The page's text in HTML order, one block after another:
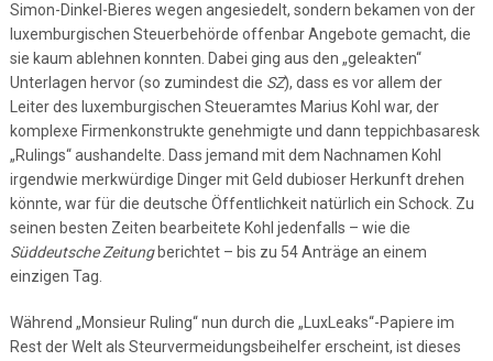
Simon-Dinkel-Bieres wegen angesiedelt, sondern bekamen von der
luxemburgischen Steuerbehörde offenbar Angebote gemacht, die
sie kaum ablehnen konnten. Dabei ging aus den „geleakten“
Unterlagen hervor (so zumindest die SZ), dass es vor allem der
Leiter des luxemburgischen Steueramtes Marius Kohl war, der
komplexe Firmenkonstrukte genehmigte und dann teppichbasaresk
„Rulings“ aushandelte. Dass jemand mit dem Nachnamen Kohl
irgendwie merkwürdige Dinger mit Geld dubioser Herkunft drehen
könnte, war für die deutsche Öffentlichkeit natürlich ein Schock. Zu
seinen besten Zeiten bearbeitete Kohl jedenfalls – wie die
Süddeutsche Zeitungberichtet – bis zu 54 Anträge an einem
einzigen Tag.
Während „Monsieur Ruling“ nun durch die „LuxLeaks“-Papiere im
Rest der Welt als Steurvermeidungsbeihelfer erscheint, ist dieses